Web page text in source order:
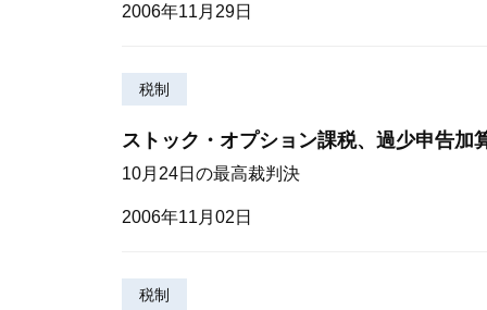
2006年11月29日
税制
ストック・オプション課税、過少申告加
10月24日の最高裁判決
2006年11月02日
税制